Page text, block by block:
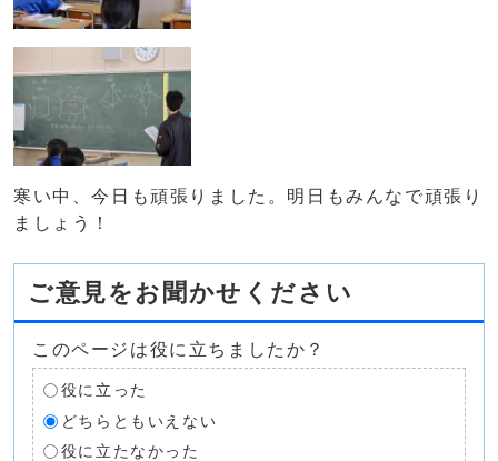
寒い中、今日も頑張りました。明日もみんなで頑張り
ましょう！
ご意見をお聞かせください
このページは役に立ちましたか？
役に立った
どちらともいえない
役に立たなかった